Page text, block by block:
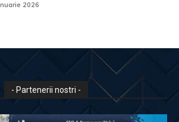
2026
- Partenerii nostri -